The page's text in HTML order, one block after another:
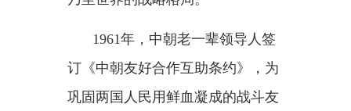
壤顺安国际机场腾空而起。金正恩
总书记和夫人李雪主同数千名平壤